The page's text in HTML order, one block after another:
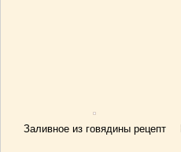
Заливное из говядины рецепт